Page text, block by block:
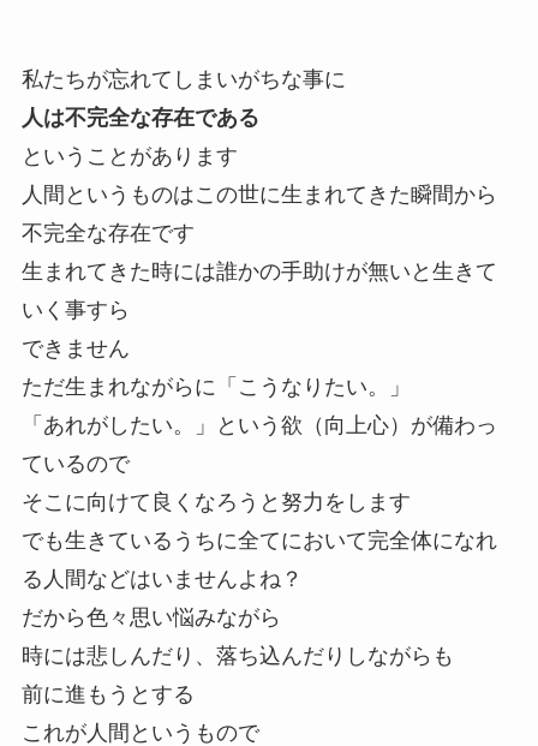
私たちが忘れてしまいがちな事に
人は不完全な存在である
ということがあります
人間というものはこの世に生まれてきた瞬間から
不完全な存在です
生まれてきた時には誰かの手助けが無いと生きて
いく事すら
できません
ただ生まれながらに「こうなりたい。」
「あれがしたい。」という欲（向上心）が備わっ
ているので
そこに向けて良くなろうと努力をします
でも生きているうちに全てにおいて完全体になれ
る人間などはいませんよね？
だから色々思い悩みながら
時には悲しんだり、落ち込んだりしながらも
前に進もうとする
これが人間というもので